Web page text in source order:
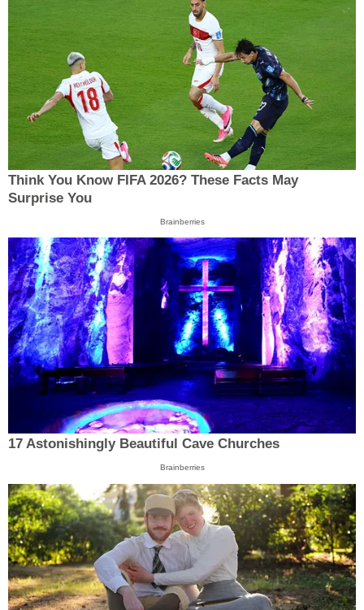
Think You Know FIFA 2026? These Facts May
Surprise You
Brainberries
17 Astonishingly Beautiful Cave Churches
Brainberries